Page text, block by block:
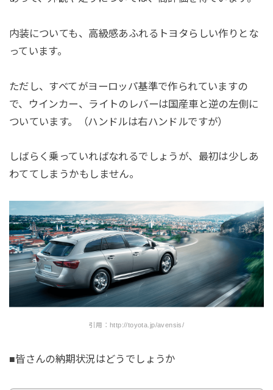
内装についても、高級感あふれるトヨタらしい作りとな
っています。
ただし、すべてがヨーロッパ基準で作られていますの
で、ウインカー、ライトのレバーは国産車と逆の左側に
ついています。（ハンドルは右ハンドルですが）
しばらく乗っていればなれるでしょうが、最初は少しあ
わててしまうかもしません。
引用：http://toyota.jp/avensis/
■皆さんの納期状況はどうでしょうか